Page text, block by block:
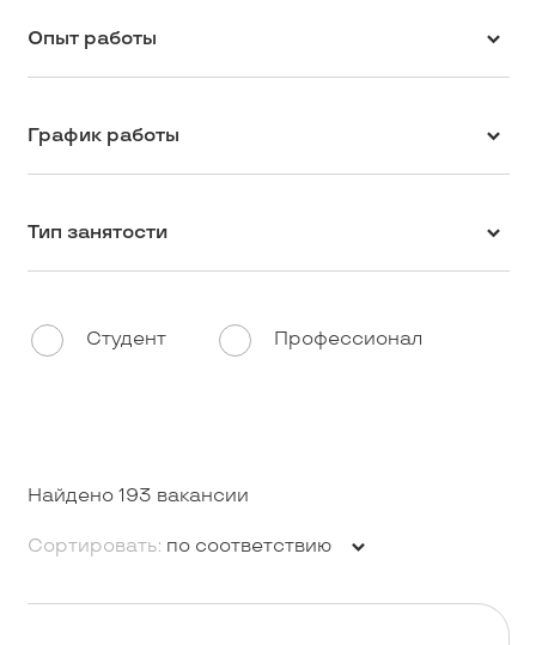
Опыт работы
График работы
Тип занятости
Студент Профессионал
Сортировать: по соответствию
Найдено 193 вакансии